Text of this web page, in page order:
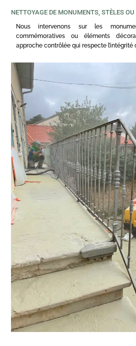
NETTOYAGE DE MONUMENTS, STÈLES
Nous intervenons sur les
commémoratives ou éléments
approche contrôlée qui respecte l’intégrité